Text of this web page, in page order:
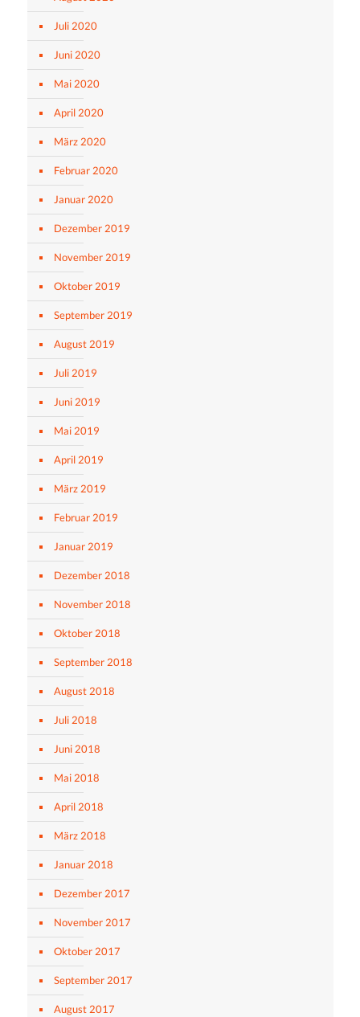
Juli 2020
Juni 2020
Mai 2020
April 2020
März 2020
Februar 2020
Januar 2020
Dezember 2019
November 2019
Oktober 2019
September 2019
August 2019
Juli 2019
Juni 2019
Mai 2019
April 2019
März 2019
Februar 2019
Januar 2019
Dezember 2018
November 2018
Oktober 2018
September 2018
August 2018
Juli 2018
Juni 2018
Mai 2018
April 2018
März 2018
Januar 2018
Dezember 2017
November 2017
Oktober 2017
September 2017
August 2017